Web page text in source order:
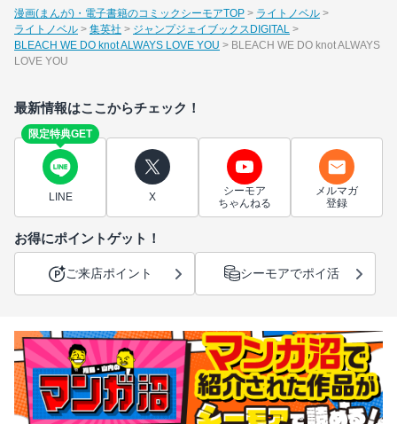
漫画(まんが)・電子書籍のコミックシーモアTOP
ライトノベル
ライトノベル
集英社
ジャンプジェイブックスDIGITAL
BLEACH WE DO knot ALWAYS LOVE YOU
BLEACH WE DO knot ALWAYS
LOVE YOU
最新情報はここからチェック！
限定特典GET
LINE X
シーモア
ちゃんねる
メルマガ
登録
お得にポイントゲット！
ご来店ポイント シーモアでポイ活